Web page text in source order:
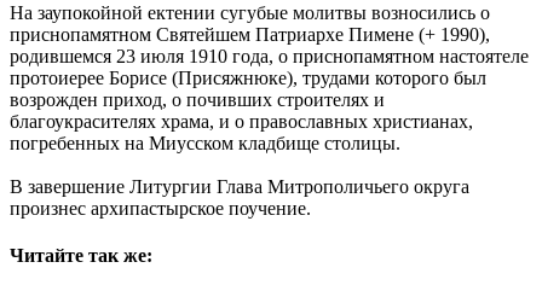
На заупокойной ектении сугубые молитвы возносились о
приснопамятном Святейшем Патриархе Пимене (+ 1990),
родившемся 23 июля 1910 года, о приснопамятном настоятеле
протоиерее Борисе (Присяжнюке), трудами которого был
возрожден приход, о почивших строителях и
благоукрасителях храма, и о православных христианах,
погребенных на Миусском кладбище столицы.
В завершение Литургии Глава Митрополичьего округа
произнес архипастырское поучение.
Читайте так же: